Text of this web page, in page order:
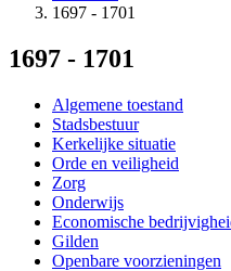
1697 - 1701
1697 - 1701
Algemene toestand
Stadsbestuur
Kerkelijke situatie
Orde en veiligheid
Zorg
Onderwijs
Economische
Gilden
Openbare voorzieningen